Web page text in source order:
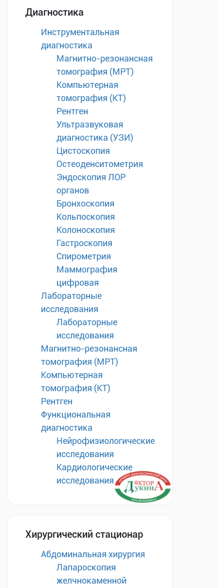
Диагностика
Инструментальная
диагностика
Магнитно-резонансная
томография (МРТ)
Компьютерная
томография (КТ)
Рентген
Ультразвуковая
диагностика (УЗИ)
Цистоскопия
Остеоденситометрия
Эндоскопия ЛОР
органов
Бронхоскопия
Кольпоскопия
Колоноскопия
Гастроскопия
Спирометрия
Маммография
цифровая
Лабораторные
исследования
Лабораторные
исследования
Магнитно-резонансная
томография (МРТ)
Компьютерная
томография (КТ)
Рентген
Функциональная
диагностика
Нейрофизиологические
исследования
Кардиологические
исследования
Хирургический стационар
Абдоминальная хирургия
Лапароскопия
желчнокаменной